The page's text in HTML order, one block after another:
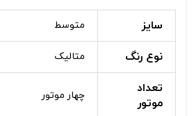
سایز متوسط
نوع رنگ متالیک
تعداد
موتور
چهار موتور